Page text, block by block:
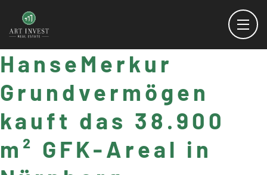
HanseMerkur
Grundvermögen
kauft das 38.900
m² GFK-Areal in